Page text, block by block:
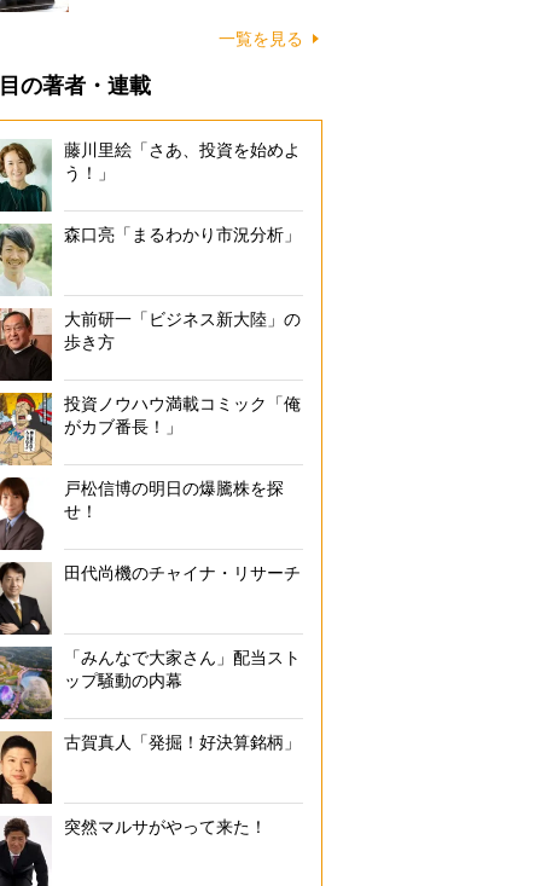
一覧を見る
の著者・連載
藤川里絵「さあ、投資を始めよ
う！」
森口亮「まるわかり市況分析」
大前研一「ビジネス新大陸」の
歩き方
投資ノウハウ満載コミック「俺
がカブ番長！」
戸松信博の明日の爆騰株を探
せ！
田代尚機のチャイナ・リサーチ
「みんなで大家さん」配当スト
ップ騒動の内幕
古賀真人「発掘！好決算銘柄」
突然マルサがやって来た！